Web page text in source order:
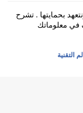
بحمايتها . تشرح
معلوماتك
التقنية